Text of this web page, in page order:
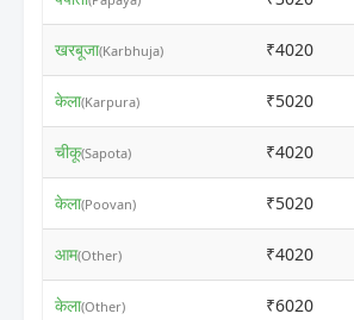
खरबूजा(Karbhuja) ₹4020
केला(Karpura) ₹5020
चीकू(Sapota) ₹4020
केला(Poovan) ₹5020
आम(Other) ₹4020
केला(Other) ₹6020